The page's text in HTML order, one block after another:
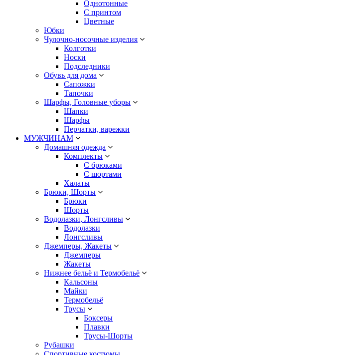
Однотонные
С принтом
Цветные
Юбки
Чулочно-носочные изделия
Колготки
Носки
Подследники
Обувь для дома
Сапожки
Тапочки
Шарфы, Головные уборы
Шапки
Шарфы
Перчатки, варежки
МУЖЧИНАМ
Домашняя одежда
Комплекты
С брюками
С шортами
Халаты
Брюки, Шорты
Брюки
Шорты
Водолазки, Лонгсливы
Водолазки
Лонгсливы
Джемперы, Жакеты
Джемперы
Жакеты
Нижнее бельё и Термобельё
Кальсоны
Майки
Термобельё
Трусы
Боксеры
Плавки
Трусы-Шорты
Рубашки